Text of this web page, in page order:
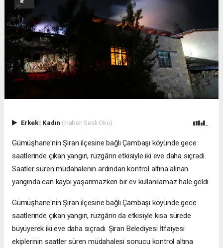
Erkek| Kadın (Haberi Sesli Oku)
Gümüşhane'nin Şiran ilçesine bağlı Çambaşı köyünde gece
saatlerinde çıkan yangın, rüzgârın etkisiyle iki eve daha sıçradı.
Saatler süren müdahalenin ardından kontrol altına alınan
yangında can kaybı yaşanmazken bir ev kullanılamaz hale geldi.
Gümüşhane'nin Şiran ilçesine bağlı Çambaşı köyünde gece
saatlerinde çıkan yangın, rüzgârın da etkisiyle kısa sürede
büyüyerek iki eve daha sıçradı. Şiran Belediyesi İtfaiyesi
ekiplerinin saatler süren müdahalesi sonucu kontrol altına